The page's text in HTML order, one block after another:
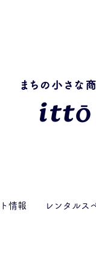
情報 レンタルス